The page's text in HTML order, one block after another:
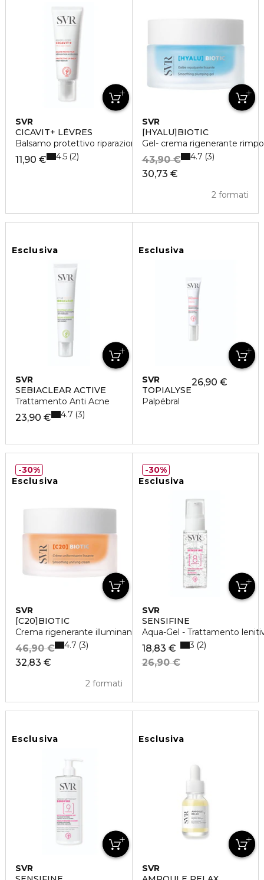
SVR
CICAVIT+ LÈVRES
Balsamo protettivo riparazione accelerata
11,90 € 4.5 2
SVR
[HYALU]BIOTIC
Gel- crema rigenerante
30,73 €
43,90 €
2 formati
4.7 3
Esclusiva
SVR
SEBIACLEAR ACTIVE
Trattamento Anti Acne
23,90 € 4.7 3
Esclusiva
SVR
TOPIALYSE
Palpébral
26,90 €
Esclusiva
SVR
[C20]BIOTIC
Crema rigenerante illuminante
32,83 €
46,90 €
2 formati
4.7 3
30%
Esclusiva
SVR
SENSIFINE
Aqua-Gel - Trattamento
18,83 €
26,90 €
3 2
30%
Esclusiva
SVR
Esclusiva
SVR